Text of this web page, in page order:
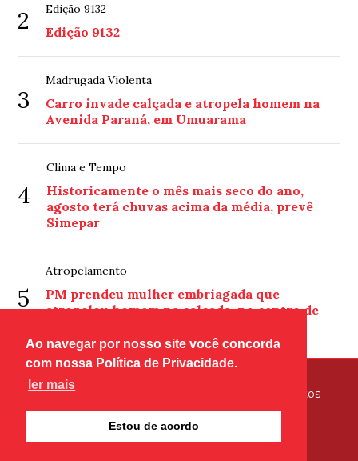
Ao navegar por nosso site você concorda
com nossa Política de Privacidade.
ler mais
Estou de acordo
2 Edição 9132
Edição 9132
3
Madrugada Violenta
Carro invade calçada e atropela homem na
Avenida Paraná, em Umuarama
4
Clima e Tempo
Historicamente o mês mais seco do ano,
agosto terá chuvas acima da média, prevê
Simepar
5
Atropelamento
PM prendeu mulher embriagada que
atropelou homem na calçada, no centro de
© Copyright 2026 - Tribuna Hoje - Todos os direitos
reservados